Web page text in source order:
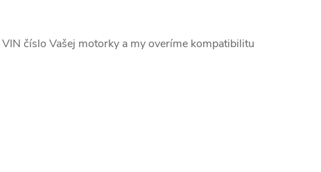
VIN číslo Vašej motorky a my overíme kompatibilitu